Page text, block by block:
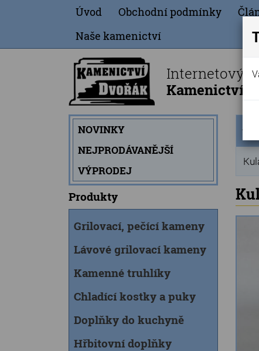
Úvod Obchodní podmínky
Naše kamenictví
Internetový
Kamenictví
NOVINKY
NEJPRODÁVANĚJŠÍ
VÝPRODEJ
Produkty
Grilovací, pečící kameny
Lávové grilovací kameny
Kamenné truhlíky
Chladící kostky a puky
Doplňky do kuchyně
Hřbitovní doplňky